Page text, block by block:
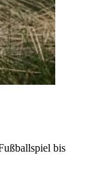
bis